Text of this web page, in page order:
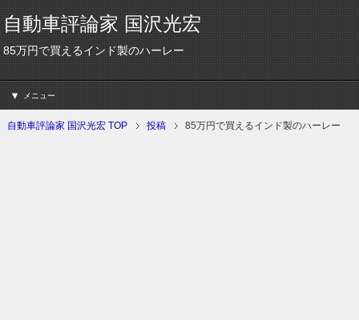
自動車評論家 国沢光宏
85万円で買えるインド製のハーレー
メニュー
自動車評論家 国沢光宏 TOP 投稿 85万円で買えるインド製のハーレー